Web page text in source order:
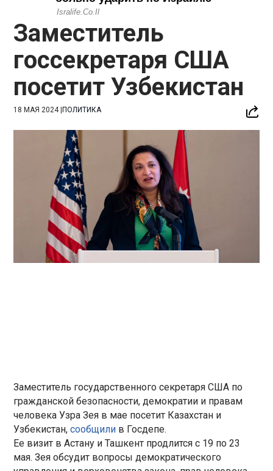
Заместитель
госсекретаря США
посетит Узбекистан
18 МАЯ 2024|ПОЛИТИКА
Заместитель государственного секретаря США по
гражданской безопасности, демократии и правам
человека Узра Зея в мае посетит Казахстан и
Узбекистан,сообщили в Госдепе.
Ее визит в Астану и Ташкент продлится с 19 по 23
мая. Зея обсудит вопросы демократического